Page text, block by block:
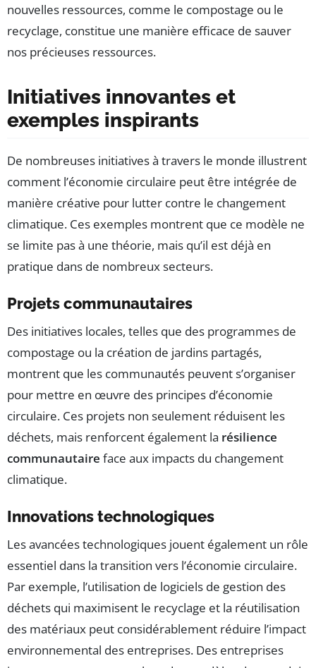
nouvelles ressources, comme le compostage ou le
recyclage, constitue une manière efficace de sauver
nos précieuses ressources.
Initiatives innovantes et
exemples inspirants
De nombreuses initiatives à travers le monde illustrent
comment l’économie circulaire peut être intégrée de
manière créative pour lutter contre le changement
climatique. Ces exemples montrent que ce modèle ne
se limite pas à une théorie, mais qu’il est déjà en
pratique dans de nombreux secteurs.
Projets communautaires
Des initiatives locales, telles que des programmes de
compostage ou la création de jardins partagés,
montrent que les communautés peuvent s’organiser
pour mettre en œuvre des principes d’économie
circulaire. Ces projets non seulement réduisent les
déchets, mais renforcent également la résilience
communautaire face aux impacts du changement
climatique.
Innovations technologiques
Les avancées technologiques jouent également un rôle
essentiel dans la transition vers l’économie circulaire.
Par exemple, l’utilisation de logiciels de gestion des
déchets qui maximisent le recyclage et la réutilisation
des matériaux peut considérablement réduire l’impact
environnemental des entreprises. Des entreprises